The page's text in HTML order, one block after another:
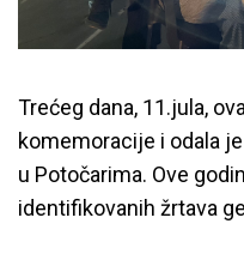
Trećeg dana, 11.jula,
komemoracije i odala
u Potočarima. Ove
identifikovanih žrtava